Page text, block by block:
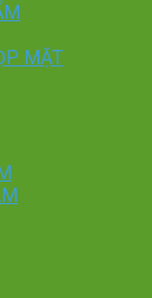
MẶT